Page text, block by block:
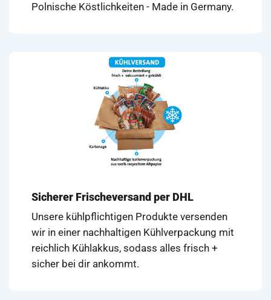
Polnische Köstlichkeiten - Made in Germany.
Sicherer Frischeversand per DHL
Unsere kühlpflichtigen Produkte versenden
wir in einer nachhaltigen Kühlverpackung mit
reichlich Kühlakkus, sodass alles frisch +
sicher bei dir ankommt.